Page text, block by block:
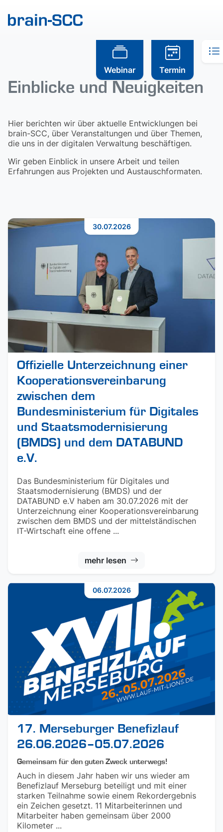
Webinar Termin
Einblicke und Neuigkeiten
Hier berichten wir über aktuelle Entwicklungen bei
brain-SCC, über Veranstaltungen und über Themen,
die uns in der digitalen Verwaltung beschäftigen.
Wir geben Einblick in unsere Arbeit und teilen
Erfahrungen aus Projekten und Austauschformaten.
Offizielle Unterzeichnung einer
Kooperationsvereinbarung
zwischen dem
Bundesministerium für Digitales
und Staatsmodernisierung
(BMDS) und dem DATABUND
e.V.
Das Bundesministerium für Digitales und
Staatsmodernisierung (BMDS) und der
DATABUND e.V haben am 30.07.2026 mit der
Unterzeichnung einer Kooperationsvereinbarung
zwischen dem BMDS und der mittelständischen
IT-Wirtschaft eine offene ...
mehr lesen
30.07.2026
17. Merseburger Benefizlauf
26.06.2026–05.07.2026
Gemeinsam für den guten Zweck unterwegs!
Auch in diesem Jahr haben wir uns wieder am
Benefizlauf Merseburg beteiligt und mit einer
starken Teilnahme sowie einem Rekordergebnis
ein Zeichen gesetzt. 11 Mitarbeiterinnen und
Mitarbeiter haben gemeinsam über 2000
Kilometer ...
06.07.2026